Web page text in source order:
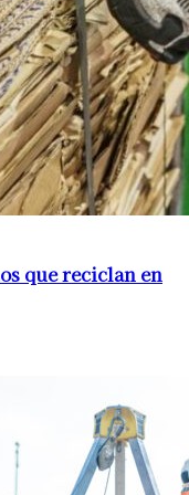
que reciclan en